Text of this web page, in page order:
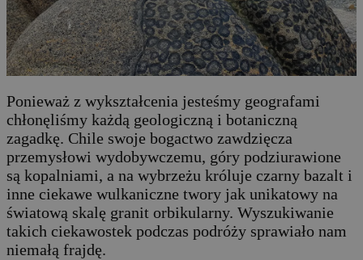
Ponieważ z wykształcenia jesteśmy geografami
chłonęliśmy każdą geologiczną i botaniczną
zagadkę. Chile swoje bogactwo zawdzięcza
przemysłowi wydobywczemu, góry podziurawione
są kopalniami, a na wybrzeżu króluje czarny bazalt i
inne ciekawe wulkaniczne twory jak unikatowy na
światową skalę granit orbikularny. Wyszukiwanie
takich ciekawostek podczas podróży sprawiało nam
niemałą frajdę.